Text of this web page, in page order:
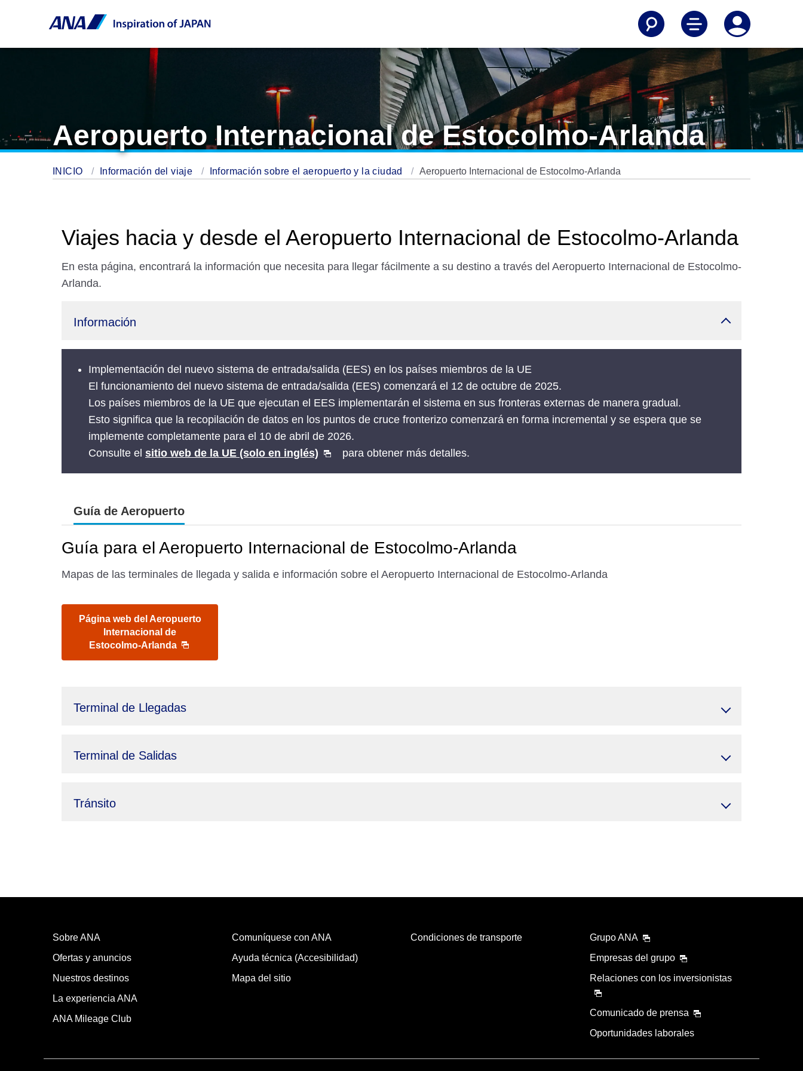
Aeropuerto Internacional de Estocolmo-Arlanda
INICIO Información del viaje Información sobre el aeropuerto y la ciudad Aeropuerto Internacional de Estocolmo-Arlanda
Viajes hacia y desde el Aeropuerto Internacional de Estocolmo-Arlanda
En esta página, encontrará la información que necesita para llegar fácilmente a su destino a través del Aeropuerto Internacional de Estocolmo-
Arlanda.
Información
Implementación del nuevo sistema de entrada/salida (EES) en los países miembros de la UE
El funcionamiento del nuevo sistema de entrada/salida (EES) comenzará el 12 de octubre de 2025.
Los países miembros de la UE que ejecutan el EES implementarán el sistema en sus fronteras externas de manera gradual.
Esto significa que la recopilación de datos en los puntos de cruce fronterizo comenzará en forma incremental y se espera que se
implemente completamente para el 10 de abril de 2026.
Consulte el sitio web de la UE (solo en inglés) para obtener más detalles.
Guía de Aeropuerto
Guía para el Aeropuerto Internacional de Estocolmo-Arlanda
Mapas de las terminales de llegada y salida e información sobre el Aeropuerto Internacional de Estocolmo-Arlanda
Página web del Aeropuerto
Internacional de
Estocolmo-Arlanda
Terminal de Llegadas
Terminal de Salidas
Tránsito
Sobre ANA
Ofertas y anuncios
Nuestros destinos
La experiencia ANA
ANA Mileage Club
Comuníquese con ANA
Ayuda técnica (Accesibilidad)
Mapa del sitio
Condiciones de transporte
Grupo ANA
Empresas del grupo
Relaciones con los inversionistas
Comunicado de prensa
Oportunidades laborales